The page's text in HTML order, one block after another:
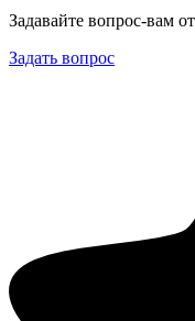
Задавайте вопрос-вам
Задать вопрос